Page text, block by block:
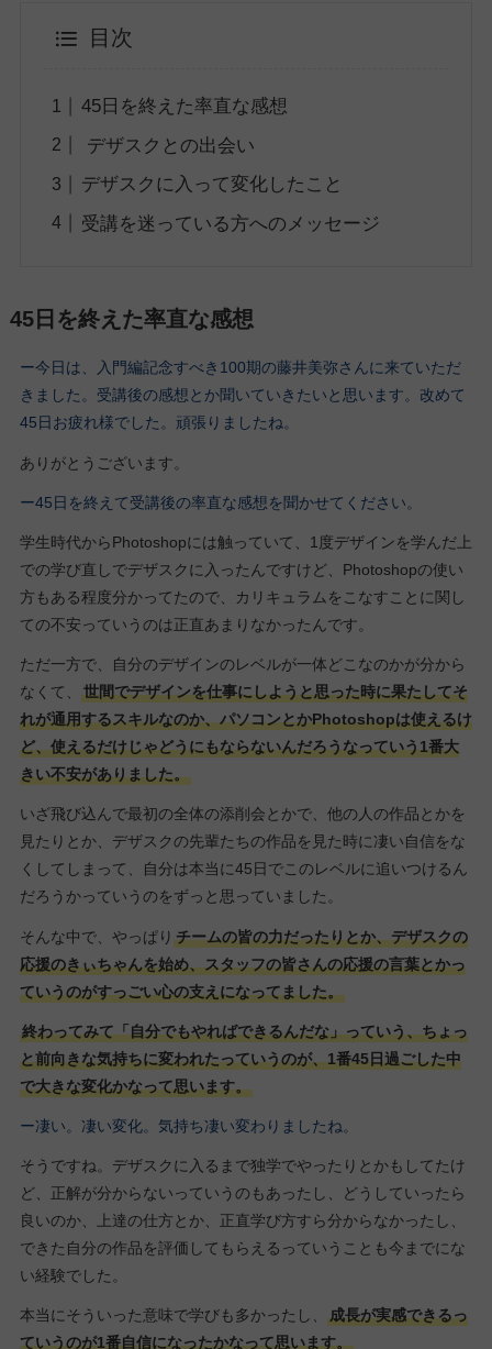
目次
45日を終えた率直な感想
デザスクとの出会い
デザスクに入って変化したこと
受講を迷っている方へのメッセージ
45日を終えた率直な感想
ー今日は、入門編記念すべき100期の藤井美弥さんに来ていただ
きました。受講後の感想とか聞いていきたいと思います。改めて
45日お疲れ様でした。頑張りましたね。
ありがとうございます。
ー45日を終えて受講後の率直な感想を聞かせてください。
学生時代からPhotoshopには触っていて、1度デザインを学んだ上
での学び直しでデザスクに入ったんですけど、Photoshopの使い
方もある程度分かってたので、カリキュラムをこなすことに関し
ての不安っていうのは正直あまりなかったんです。
ただ一方で、自分のデザインのレベルが一体どこなのかが分から
なくて、
世間でデザインを仕事にしようと思った時に果たしてそ
れが通用するスキルなのか、パソコンとかPhotoshopは使えるけ
ど、使えるだけじゃどうにもならないんだろうなっていう1番大
きい不安がありました。
いざ飛び込んで最初の全体の添削会とかで、他の人の作品とかを
見たりとか、デザスクの先輩たちの作品を見た時に凄い自信をな
くしてしまって、自分は本当に45日でこのレベルに追いつけるん
だろうかっていうのをずっと思っていました。
そんな中で、やっぱり チームの皆の力だったりとか、デザスクの
応援のきぃちゃんを始め、スタッフの皆さんの応援の言葉とかっ
ていうのがすっごい心の支えになってました。
終わってみて「自分でもやればできるんだな」っていう、ちょっ
と前向きな気持ちに変われたっていうのが、1番45日過ごした中
で大きな変化かなって思います。
ー凄い。凄い変化。気持ち凄い変わりましたね。
そうですね。デザスクに入るまで独学でやったりとかもしてたけ
ど、正解が分からないっていうのもあったし、どうしていったら
良いのか、上達の仕方とか、正直学び方すら分からなかったし、
できた自分の作品を評価してもらえるっていうことも今までにな
い経験でした。
本当にそういった意味で学びも多かったし、
成長が実感できるっ
ていうのが1番自信になったかなって思います。